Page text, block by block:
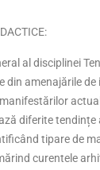
al disciplinei
din amenajările
diferite
tipare de
curentele